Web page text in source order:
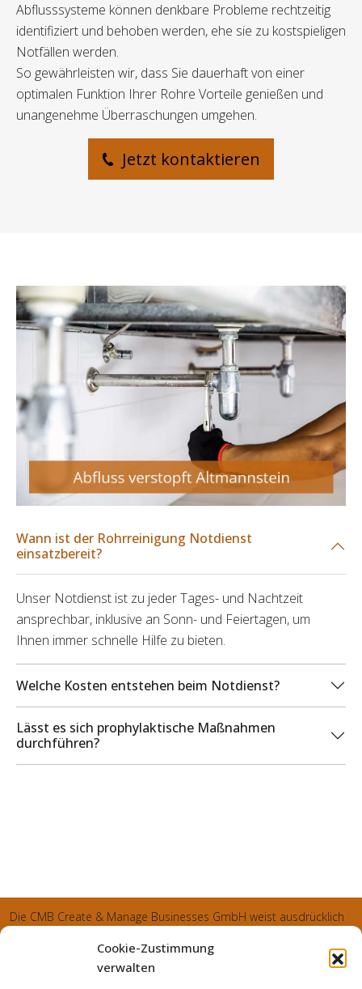
Cookie-Zustimmung
verwalten
Abflusssysteme können denkbare Probleme rechtzeitig
identifiziert und behoben werden, ehe sie zu kostspieligen
Notfällen werden.
So gewährleisten wir, dass Sie dauerhaft von einer
optimalen Funktion Ihrer Rohre Vorteile genießen und
unangenehme Überraschungen umgehen.
Jetzt kontaktieren
Wann ist der Rohrreinigung Notdienst
einsatzbereit?
Unser Notdienst ist zu jeder Tages- und Nachtzeit
ansprechbar, inklusive an Sonn- und Feiertagen, um
Ihnen immer schnelle Hilfe zu bieten.
Welche Kosten entstehen beim Notdienst?
Lässt es sich prophylaktische Maßnahmen
durchführen?
Die CMB Create & Manage Businesses GmbH weist ausdrücklich
und sämtliche generierte Aufträge an die SecuPart GmbH